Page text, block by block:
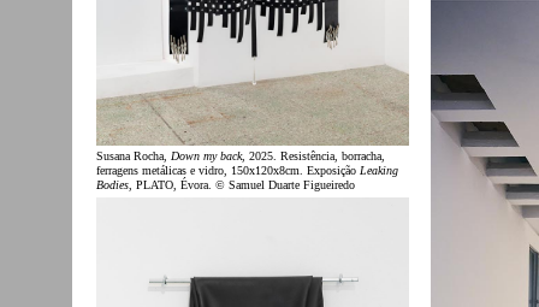
Susana Rocha, Down my back, 2025. Resistência, borracha,
ferragens metálicas e vidro, 150x120x8cm. Exposição Leaking
Bodies, PLATO, Évora. © Samuel Duarte Figueiredo